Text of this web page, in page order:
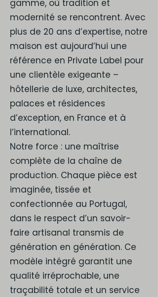
gamme, où tradition et
modernité se rencontrent. Avec
plus de 20 ans d’expertise, notre
maison est aujourd’hui une
référence en Private Label pour
une clientèle exigeante –
hôtellerie de luxe, architectes,
palaces et résidences
d’exception, en France et à
l’international.
Notre force : une maîtrise
complète de la chaîne de
production. Chaque pièce est
imaginée, tissée et
confectionnée au Portugal,
dans le respect d’un savoir-
faire artisanal transmis de
génération en génération. Ce
modèle intégré garantit une
qualité irréprochable, une
traçabilité totale et un service